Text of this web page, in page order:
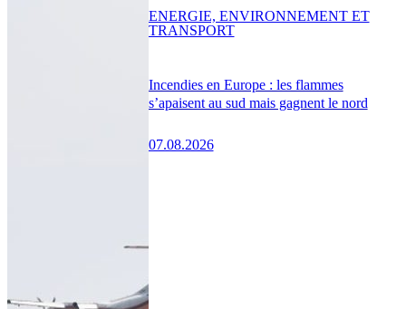
Incendies en Europe : les flammes
s’apaisent au sud mais gagnent le nord
07.08.2026
ENERGIE, ENVIRONNEMENT ET
TRANSPORT